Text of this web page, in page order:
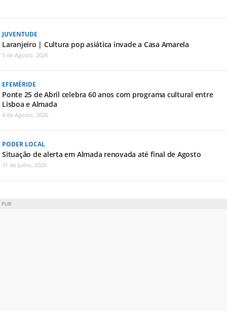
JUVENTUDE
Laranjeiro | Cultura pop asiática invade a Casa Amarela
5 de Agosto, 2026
EFEMÉRIDE
Ponte 25 de Abril celebra 60 anos com programa cultural entre
Lisboa e Almada
4 de Agosto, 2026
PODER LOCAL
Situação de alerta em Almada renovada até final de Agosto
31 de Julho, 2026
PUB